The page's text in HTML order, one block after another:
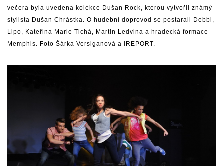
večera byla uvedena kolekce Dušan Rock, kterou vytvořil známý
stylista Dušan Chrástka. O hudební doprovod se postarali Debbi,
Lipo, Kateřina Marie Tichá, Martin Ledvina a hradecká formace
Memphis. Foto Šárka Versiganová a iREPORT.